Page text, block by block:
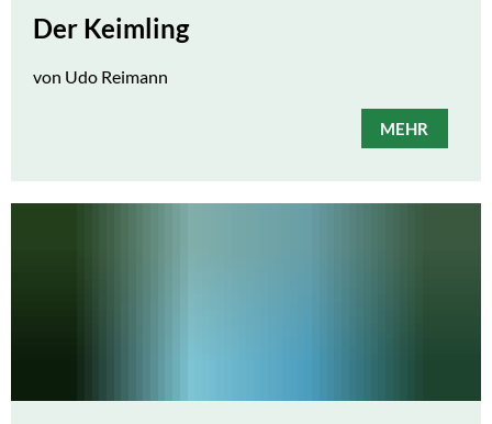
Der Keimling
von Udo Reimann
MEHR